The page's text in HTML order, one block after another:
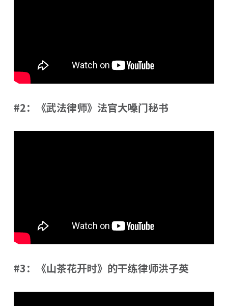
#2：《武法律师》法官大嗓门秘书
#3：《山茶花开时》的干练律师洪子英